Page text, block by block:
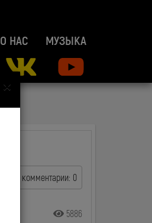
О НАС МУЗЫКА
×
комментарии: 0
5886